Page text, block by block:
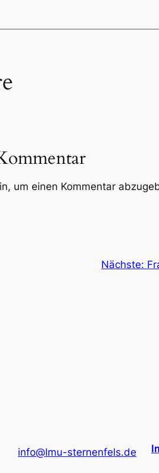
um einen Kommentar
Nächste:
info@lmu-sternenfels.de